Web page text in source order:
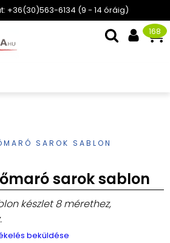
+36(30)563-6134 (9 - 14 óráig)
168
SAROK SABLON
sarok sablon
készlet 8 mérethez,
beküldése